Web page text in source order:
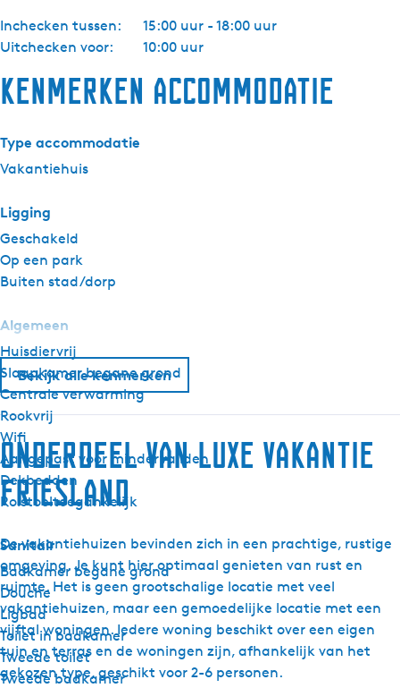
Inchecken tussen:
15:00 uur - 18:00 uur
Uitchecken voor:
10:00 uur
a
c
h
Kenmerken accommodatie
Type accommodatie
Vakantiehuis
Ligging
Geschakeld
Op een park
Buiten stad/dorp
Algemeen
Huisdiervrij
Slaapkamer begane grond
Centrale verwarming
Rookvrij
Wifi
Aangepast voor mindervaliden
Dekbedden
Rolstoeltoegankelijk
Sanitair
Badkamer begane grond
Douche
Ligbad
Toilet in badkamer
Tweede toilet
Tweede badkamer
Bekijk alle kenmerken
Onderdeel van Luxe Vakantie
Friesland
De vakantiehuizen bevinden zich in een prachtige, rustige
omgeving. Je kunt hier optimaal genieten van rust en
ruimte. Het is geen grootschalige locatie met veel
vakantiehuizen, maar een gemoedelijke locatie met een
vijftal woningen. Iedere woning beschikt over een eigen
tuin en terras en de woningen zijn, afhankelijk van het
gekozen type, geschikt voor 2-6 personen.